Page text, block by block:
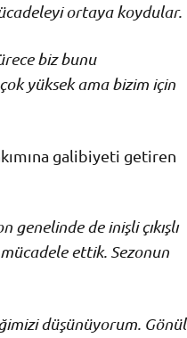
ortaya koydular.
biz bunu
yüksek ama bizim için
galibiyeti getiren
genelinde de inişli çıkışlı
ettik. Sezonun
düşünüyorum. Gönül